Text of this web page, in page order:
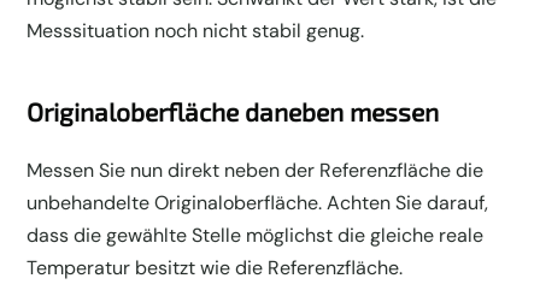
Messsituation noch nicht stabil genug.
Originaloberfläche daneben messen
Messen Sie nun direkt neben der Referenzfläche die
unbehandelte Originaloberfläche. Achten Sie darauf,
dass die gewählte Stelle möglichst die gleiche reale
Temperatur besitzt wie die Referenzfläche.